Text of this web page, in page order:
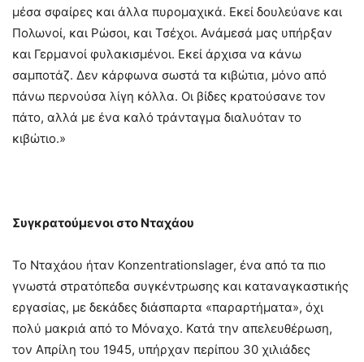
μέσα σφαίρες και άλλα πυρομαχικά. Εκεί δουλεύανε και
Πολωνοί, και Ρώσοι, και Τσέχοι. Ανάμεσά μας υπήρξαν
και Γερμανοί φυλακισμένοι. Εκεί άρχισα να κάνω
σαμποτάζ. Δεν κάρφωνα σωστά τα κιβώτια, μόνο από
πάνω περνούσα λίγη κόλλα. Οι βίδες κρατούσανε τον
πάτο, αλλά με ένα καλό τράνταγμα διαλυόταν το
κιβώτιο.»
Συγκρατούμενοι στο Νταχάου
Το Νταχάου ήταν Konzentrationslager, ένα από τα πιο
γνωστά στρατόπεδα συγκέντρωσης και καταναγκαστικής
εργασίας, με δεκάδες διάσπαρτα «παραρτήματα», όχι
πολύ μακριά από το Μόναχο. Κατά την απελευθέρωση,
τον Απρίλη του 1945, υπήρχαν περίπου 30 χιλιάδες